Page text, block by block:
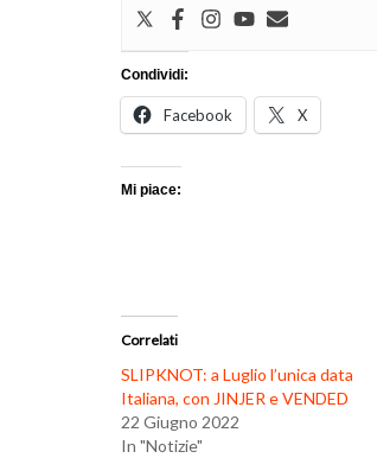
Condividi:
Facebook X
Mi piace:
Correlati
SLIPKNOT: a Luglio l’unica data
Italiana, con JINJER e VENDED
22 Giugno 2022
In "Notizie"